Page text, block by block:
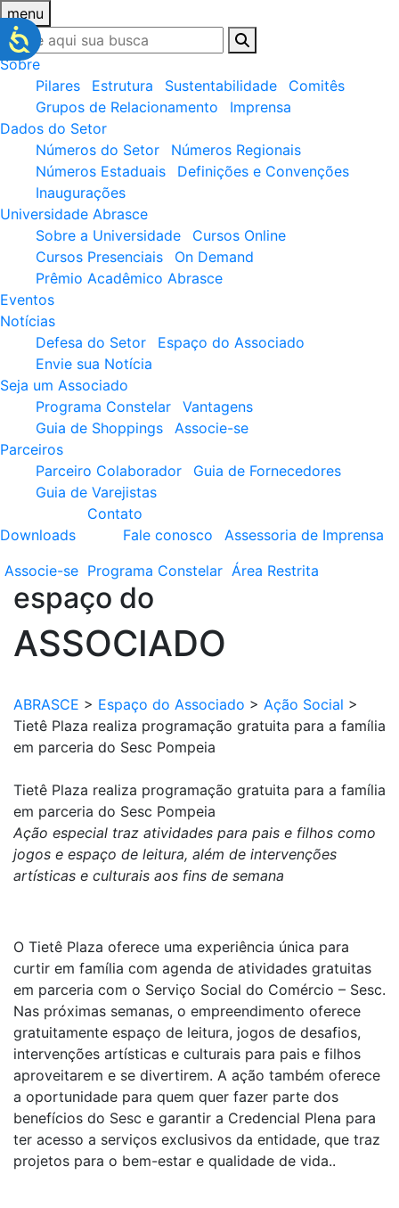
menu
Sobre
Pilares
Estrutura Sustentabilidade
Comitês
Grupos de Relacionamento
Imprensa
Dados do Setor
Números do Setor
Números Regionais
Números Estaduais
Definições e Convenções
Inaugurações
Universidade Abrasce
Sobre a Universidade
Cursos Online
Cursos Presenciais
On Demand
Prêmio Acadêmico Abrasce
Eventos
Notícias
Defesa do Setor
Espaço do Associado
Envie sua Notícia
Seja um Associado
Programa Constelar
Vantagens
Guia de Shoppings
Associe-se
Parceiros
Parceiro Colaborador
Guia de Fornecedores
Guia de Varejistas
Downloads
Contato
Fale conosco
Assessoria de Imprensa
Associe-se Programa Constelar Área Restrita
espaço do
ASSOCIADO
ABRASCE > Espaço do Associado > Ação Social >
Tietê Plaza realiza programação gratuita para a família
em parceria do Sesc Pompeia
Tietê Plaza realiza programação gratuita para a família
em parceria do Sesc Pompeia
Ação especial traz atividades para pais e filhos como
jogos e espaço de leitura, além de intervenções
artísticas e culturais aos fins de semana
O Tietê Plaza oferece uma experiência única para
curtir em família com agenda de atividades gratuitas
em parceria com o Serviço Social do Comércio – Sesc.
Nas próximas semanas, o empreendimento oferece
gratuitamente espaço de leitura, jogos de desafios,
intervenções artísticas e culturais para pais e filhos
aproveitarem e se divertirem. A ação também oferece
a oportunidade para quem quer fazer parte dos
benefícios do Sesc e garantir a Credencial Plena para
ter acesso a serviços exclusivos da entidade, que traz
projetos para o bem-estar e qualidade de vida..